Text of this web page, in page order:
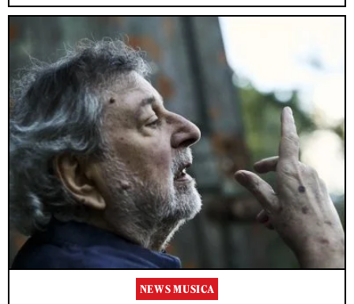
NEWS MUSICA